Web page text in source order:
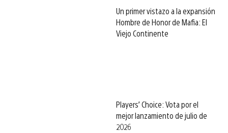
Un primer vistazo a la expansión
Hombre de Honor de Mafia: El
Viejo Continente
Players’ Choice: Vota por el
mejor lanzamiento de julio de
2026